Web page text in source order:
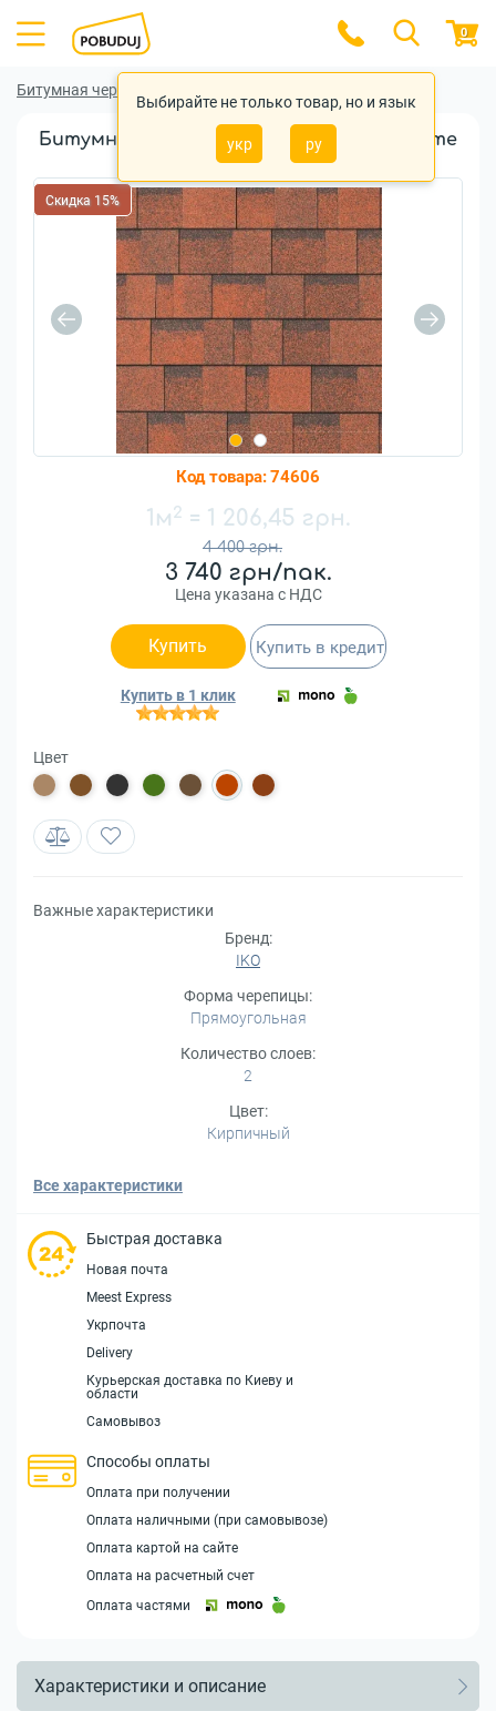
Выбирайте не только товар, но и язык
укр ру
0
Битумная черепица
Битумная черепица IKO Cambridge Xtreme
Riviera Red
Скидка 15%
Код товара:74606
4 400 грн.
3 740 грн/пак.
Цена указана с НДС
1м2 = 1 206,45 грн.
Купить
Купить в 1 клик
Купить в кредит
Цвет
Важные характеристики
Бренд:
IKO
Форма черепицы:
Прямоугольная
Количество слоев:
2
Цвет:
Кирпичный
Все характеристики
Быстрая доставка
Новая почта
Meest Express
Укрпочта
Delivery
Курьерская доставка по Киеву и
области
Самовывоз
Способы оплаты
Оплата при получении
Оплата наличными (при самовывозе)
Оплата картой на сайте
Оплата на расчетный счет
Оплата частями
Характеристики и описание